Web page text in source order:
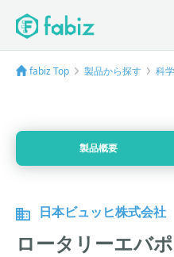
fabiz Top 製品から探す 科
製品概要
日本ビュッヒ株式会社
ロータリーエバ